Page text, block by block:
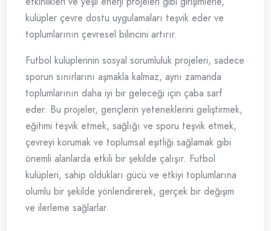
kulüpler çevre dostu uygulamaları teşvik eder ve
toplumlarının çevresel bilincini artırır.
Futbol kulüplerinin sosyal sorumluluk projeleri, sadece
sporun sınırlarını aşmakla kalmaz, aynı zamanda
toplumlarının daha iyi bir geleceği için çaba sarf
eder. Bu projeler, gençlerin yeteneklerini geliştirmek,
eğitimi teşvik etmek, sağlığı ve sporu teşvik etmek,
çevreyi korumak ve toplumsal eşitliği sağlamak gibi
önemli alanlarda etkili bir şekilde çalışır. Futbol
kulüpleri, sahip oldukları gücü ve etkiyi toplumlarına
olumlu bir şekilde yönlendirerek, gerçek bir değişim
ve ilerleme sağlarlar.